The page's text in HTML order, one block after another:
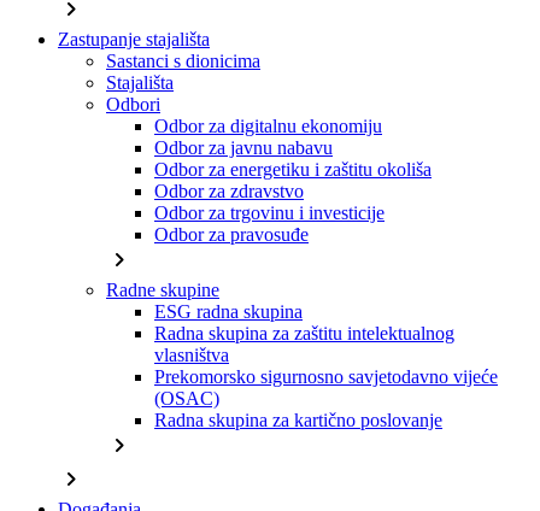
chevron_right
Zastupanje stajališta
Sastanci s dionicima
Stajališta
Odbori
Odbor za digitalnu ekonomiju
Odbor za javnu nabavu
Odbor za energetiku i zaštitu okoliša
Odbor za zdravstvo
Odbor za trgovinu i investicije
Odbor za pravosuđe
chevron_right
Radne skupine
ESG radna skupina
Radna skupina za zaštitu intelektualnog
vlasništva
Prekomorsko sigurnosno savjetodavno vijeće
(OSAC)
Radna skupina za kartično poslovanje
chevron_right
chevron_right